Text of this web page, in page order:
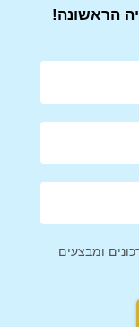
ומבצעים